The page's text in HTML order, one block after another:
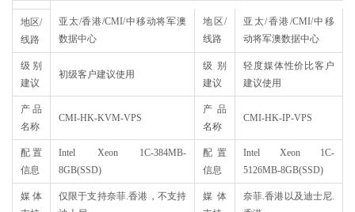
地区/
线路
亚太/香港/CMI/中移动将军澳
数据中心
地区/
线路
亚太/香港/CMI/中移
动将军澳数据中心
级别
建议
初级客户建议使用
级别
建议
轻度媒体性价比客户
建议使用
产品
名称
CMI-HK-KVM-VPS
产品
名称
CMI-HK-IP-VPS
配置
信息
Intel Xeon 1C-384MB-
8GB(SSD)
配置
信息
Intel Xeon 1C-
5126MB-8GB(SSD)
媒体
仅限于支持奈菲.香港，不支持
媒体
奈菲.香港以及迪士尼.